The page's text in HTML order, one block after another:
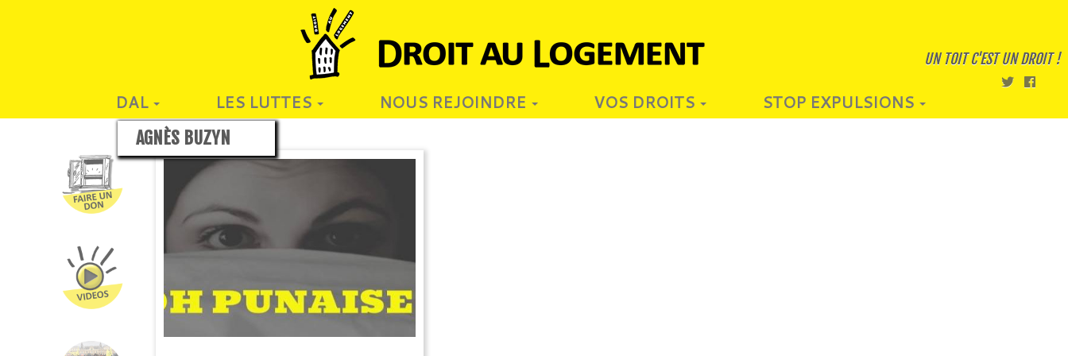
UN TOIT C'EST UN DROIT !
DAL LES LUTTES NOUS REJOINDRE VOS DROITS STOP EXPULSIONS
AGNÈS BUZYN